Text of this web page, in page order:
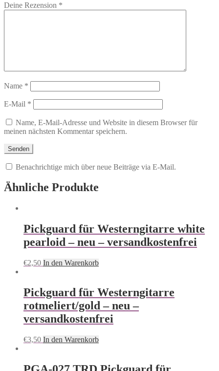
Deine Rezension *
Name *
E-Mail *
Name, E-Mail-Adresse und Website in diesem Browser für
meinen nächsten Kommentar speichern.
Benachrichtige mich über neue Beiträge via E-Mail.
Ähnliche Produkte
Pickguard für Westerngitarre white
pearloid – neu – versandkostenfrei
€2,50 In den Warenkorb
Pickguard für Westerngitarre
rotmeliert/gold – neu –
versandkostenfrei
€3,50 In den Warenkorb